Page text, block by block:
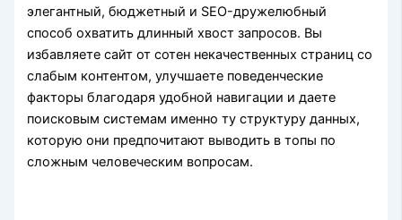
элегантный, бюджетный и SEO-дружелюбный
способ охватить длинный хвост запросов. Вы
избавляете сайт от сотен некачественных страниц со
слабым контентом, улучшаете поведенческие
факторы благодаря удобной навигации и даете
поисковым системам именно ту структуру данных,
которую они предпочитают выводить в топы по
сложным человеческим вопросам.